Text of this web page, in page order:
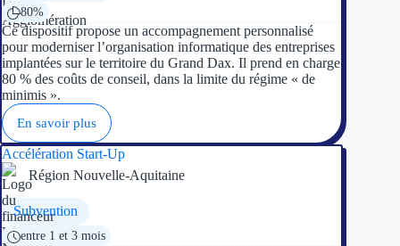
80%
Ce dispositif propose un accompagnement personnalisé
pour moderniser l’organisation informatique des entreprises
implantées sur le territoire du Grand Dax. Il prend en charge
80 % des coûts de conseil, dans la limite du régime « de
minimis ».
En savoir plus
Accélération Start-Up
Région Nouvelle-Aquitaine
Subvention
entre 1 et 3 mois